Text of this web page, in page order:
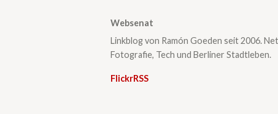
Websenat
Linkblog von Ramón Goeden seit 2006.
Fotografie, Tech und Berliner Stadtleben.
FlickrRSS